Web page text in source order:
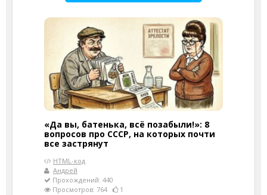
«Да вы, батенька, всё позабыли!»: 8
вопросов про СССР, на которых почти
все застрянут
HTML-код
Андрей
Прохождений: 440
Просмотров: 764
1